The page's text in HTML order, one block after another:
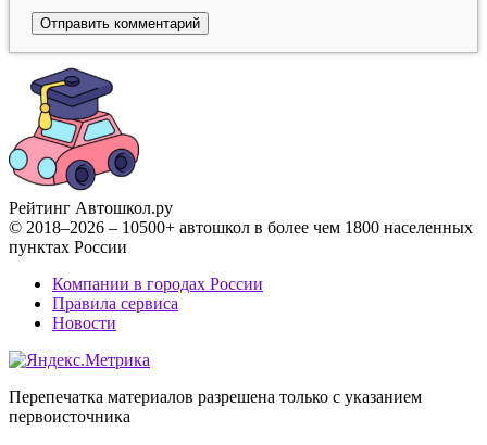
Рейтинг Автошкол.ру
© 2018–2026 – 10500+ автошкол в более чем 1800 населенных
пунктах России
Компании в городах России
Правила сервиса
Новости
Перепечатка материалов разрешена только с указанием
первоисточника